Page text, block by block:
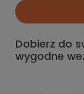
Dobierz do
wygodne